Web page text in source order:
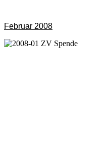
Februar 2008